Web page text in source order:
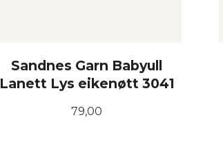
Sandnes Garn Babyull
Lanett Lys eikenøtt 3041
Pris
79,00